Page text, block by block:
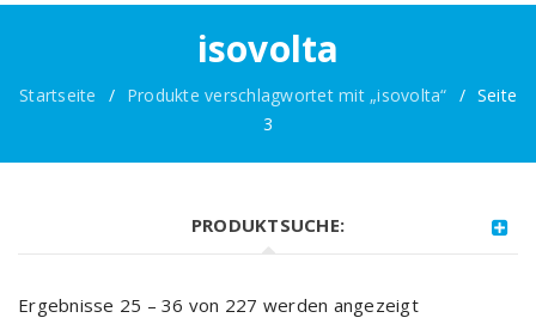
isovolta
Startseite / Produkte verschlagwortet mit „isovolta“ / Seite
3
PRODUKTSUCHE:
Ergebnisse 25 – 36 von 227 werden angezeigt